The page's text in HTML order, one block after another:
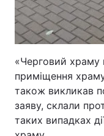
«Черговий
приміщення
також викликав
заяву, склали
таких випадках